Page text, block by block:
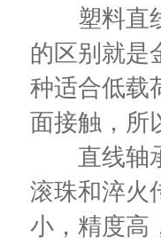
塑料直线
的区别就是
种适合低载
面接触，所
直线轴承
滚珠和淬火
小，精度高